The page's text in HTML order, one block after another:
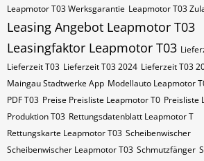
Leapmotor T03 Werksgarantie Leapmotor T03
Leasing Angebot Leapmotor T03
Leasingfaktor Leapmotor T03
Lieferzeit T03 Lieferzeit T03 2024 Lieferzeit T03
Maingau Stadtwerke App Modellauto Leapmotor
PDF T03 Preise Preisliste Leapmotor T0 Preisliste
Produktion T03 Rettungsdatenblatt Leapmotor T
Rettungskarte Leapmotor T03 Scheibenwischer
Scheibenwischer Leapmotor​ T03 Schmutzfänger